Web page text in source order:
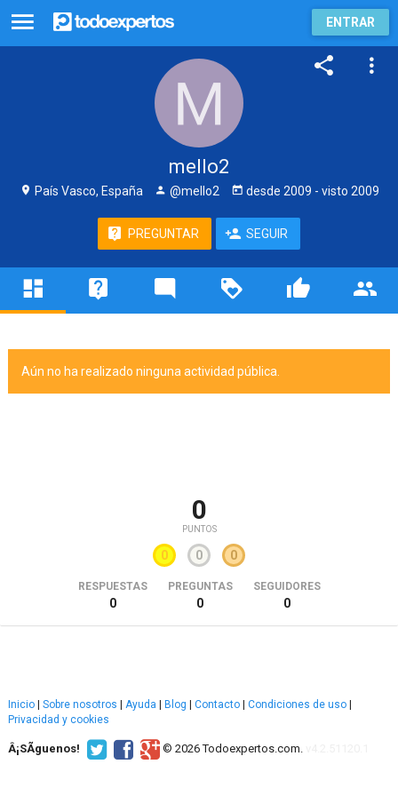
ENTRAR
mello2
País Vasco, España @mello2 desde 2009 - visto 2009
PREGUNTAR SEGUIR
Aún no ha realizado ninguna actividad pública.
0
PUNTOS
0 0 0
RESPUESTAS
0
PREGUNTAS
0
SEGUIDORES
0
Inicio Sobre nosotros Ayuda Blog Contacto Condiciones de uso
Privacidad y cookies
Â¡SÃ­guenos! © 2026 Todoexpertos.com.